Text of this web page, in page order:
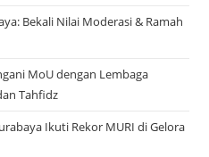
Bekali Nilai Moderasi & Ramah
MoU dengan Lembaga
Tahfidz
Ikuti Rekor MURI di Gelora